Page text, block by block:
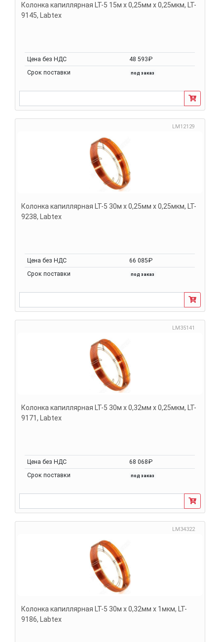
Колонка капиллярная LT-5 15м х 0,25мм х 0,25мкм, LT-
9145, Labtex
Цена без НДС
48 593₽
Срок поставки
под заказ
LM12129
Колонка капиллярная LT-5 30м х 0,25мм х 0,25мкм, LT-
9238, Labtex
Цена без НДС
66 085₽
Срок поставки
под заказ
LM35141
Колонка капиллярная LT-5 30м х 0,32мм х 0,25мкм, LT-
9171, Labtex
Цена без НДС
68 068₽
Срок поставки
под заказ
LM34322
Колонка капиллярная LT-5 30м х 0,32мм х 1мкм, LT-
9186, Labtex